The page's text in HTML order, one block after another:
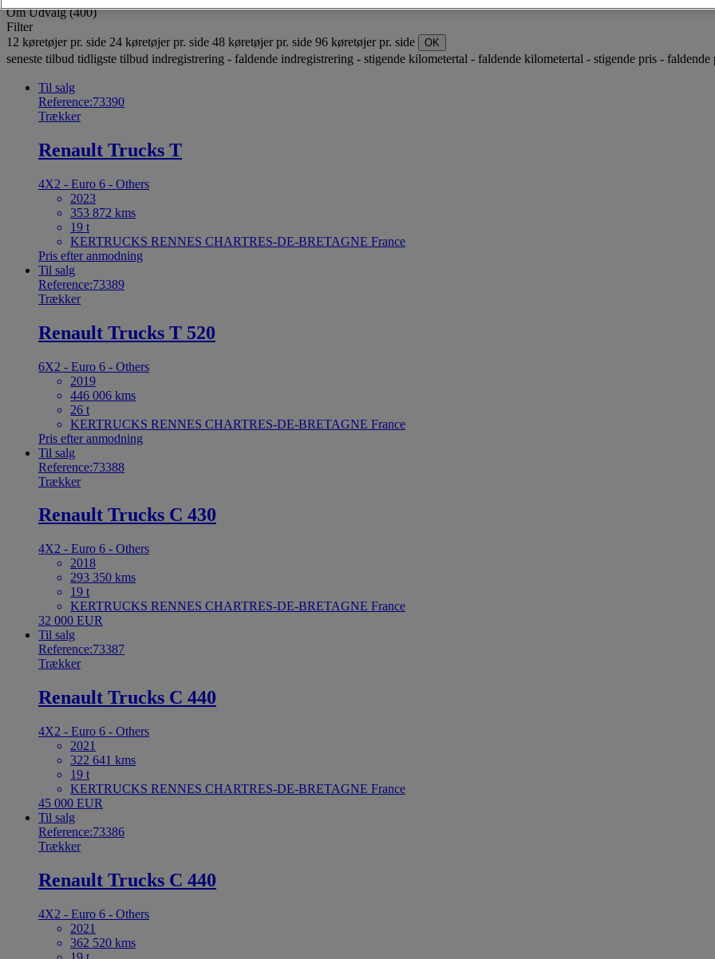
Om Udvalg (400)
Filter
12 køretøjer pr. side 24 køretøjer pr. side 48 køretøjer pr. side 96 køretøjer pr. side OK
seneste tilbud tidligste tilbud indregistrering - faldende indregistrering - stigende kilometertal - faldende kilometertal - stigende pris - faldende
Til salg
Reference:73390
Trækker
Renault Trucks T
4X2 - Euro 6 - Others
2023
353 872 kms
19 t
KERTRUCKS RENNES CHARTRES-DE-BRETAGNE France
Pris efter anmodning
Til salg
Reference:73389
Trækker
Renault Trucks T 520
6X2 - Euro 6 - Others
2019
446 006 kms
26 t
KERTRUCKS RENNES CHARTRES-DE-BRETAGNE France
Pris efter anmodning
Til salg
Reference:73388
Trækker
Renault Trucks C 430
4X2 - Euro 6 - Others
2018
293 350 kms
19 t
KERTRUCKS RENNES CHARTRES-DE-BRETAGNE France
32 000 EUR
Til salg
Reference:73387
Trækker
Renault Trucks C 440
4X2 - Euro 6 - Others
2021
322 641 kms
19 t
KERTRUCKS RENNES CHARTRES-DE-BRETAGNE France
45 000 EUR
Til salg
Reference:73386
Trækker
Renault Trucks C 440
4X2 - Euro 6 - Others
2021
362 520 kms